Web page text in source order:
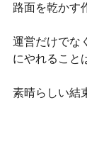
路面を乾かす
運営だけでな
にやれること
素晴らしい結